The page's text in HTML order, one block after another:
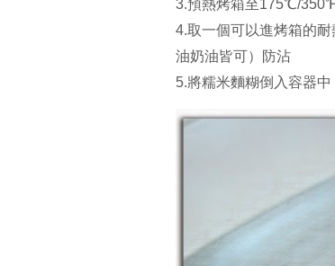
3.預熱烤箱至175℃/350℉
4.取一個可以進烤箱的
油奶油皆可）防沾
5.將糯米麵糊倒入容器